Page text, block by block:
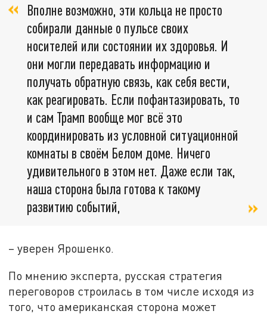
Вполне возможно, эти кольца не просто
собирали данные о пульсе своих
носителей или состоянии их здоровья. И
они могли передавать информацию и
получать обратную связь, как себя вести,
как реагировать. Если пофантазировать, то
и сам Трамп вообще мог всё это
координировать из условной ситуационной
комнаты в своём Белом доме. Ничего
удивительного в этом нет. Даже если так,
наша сторона была готова к такому
развитию событий,
– уверен Ярошенко.
По мнению эксперта, русская стратегия
переговоров строилась в том числе исходя из
того, что американская сторона может